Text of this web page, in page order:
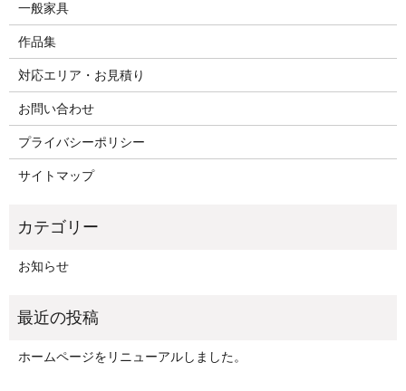
一般家具
作品集
対応エリア・お見積り
お問い合わせ
プライバシーポリシー
サイトマップ
お知らせ
ホームページをリニューアルしました。